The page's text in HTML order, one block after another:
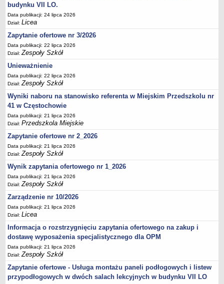
Sprawozdania
Deklaracja dostępności
DEKLARACJA DOSTĘPNOŚCI
OŚWIADCZENIA MAJĄTKOWE
PONOWNE WYKORZYSTYWANIE
budynku VII LO.
Data publikacji: 24 lipca 2026
Dział:Licea
Zapytanie ofertowe nr 3/2026
Data publikacji: 22 lipca 2026
Dział:Zespoły Szkół
Unieważnienie
Data publikacji: 22 lipca 2026
Dział:Zespoły Szkół
Wyniki naboru na stanowisko referenta w Miejskim Przedszkolu nr
41 w Częstochowie
Data publikacji: 21 lipca 2026
Dział:Przedszkola Miejskie
Zapytanie ofertowe nr 2_2026
Data publikacji: 21 lipca 2026
Dział:Zespoły Szkół
Wynik zapytania ofertowego nr 1_2026
Data publikacji: 21 lipca 2026
Dział:Zespoły Szkół
Zarządzenie nr 10/2026
Data publikacji: 21 lipca 2026
Dział:Licea
Informacja o rozstrzygnięciu zapytania ofertowego na zakup i
dostawę wyposażenia specjalistycznego dla OPM
Data publikacji: 21 lipca 2026
Dział:Zespoły Szkół
Zapytanie ofertowe - Usługa montażu paneli podłogowych i listew
przypodłogowych w dwóch salach lekcyjnych w budynku VII LO